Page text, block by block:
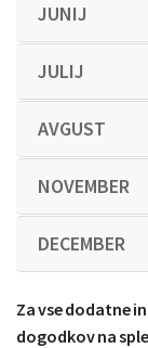
JUNIJ
JULIJ
AVGUST
NOVEMBER
DECEMBER
Za vse dodatne
dogodkov na